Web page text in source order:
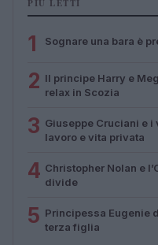
PIÙ LETTI
1 Sognare una bara è
2 Il principe Harry e
relax in Scozia
3 Giuseppe Cruciani e i
lavoro e vita privata
4 Christopher Nolan e
divide
5 Principessa Eugenie
terza figlia